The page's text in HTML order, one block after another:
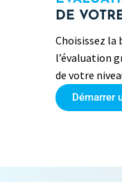
DE
Choisissez la
l’évaluation
de votre
Démarrer